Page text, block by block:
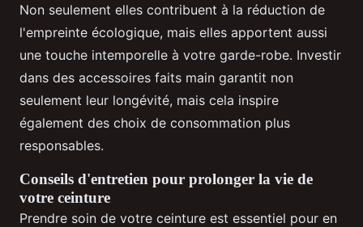
Non seulement elles contribuent à la réduction de
l'empreinte écologique, mais elles apportent aussi
une touche intemporelle à votre garde-robe. Investir
dans des accessoires faits main garantit non
seulement leur longévité, mais cela inspire
également des choix de consommation plus
responsables.
Conseils d'entretien pour prolonger la vie de
votre ceinture
Prendre soin de votre ceinture est essentiel pour en